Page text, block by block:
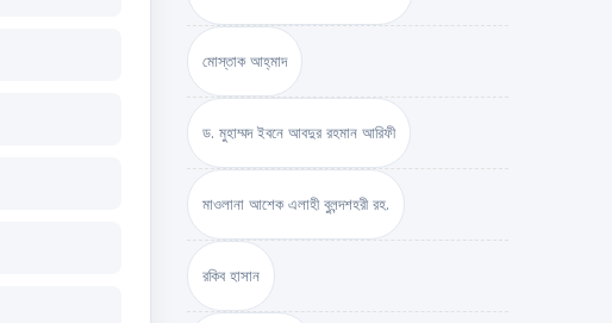
মোস্তাক আহ্‌মাদ
ড. মুহাম্মদ ইবনে আবদুর রহমান আরিফী
মাওলানা আশেক এলাহী বুলন্দশহরী রহ.
রকিব হাসান